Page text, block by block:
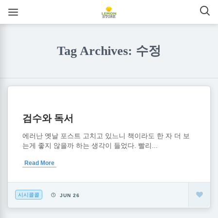
Tag Archives: 수정
검수와 독서
에러난 옛날 포스트 고치고 있느니 책이라도 한 자 더 보
는게 좋지 않을까 하는 생각이 들었다. 빨리...
Read More
시시콜콜 JUN 26